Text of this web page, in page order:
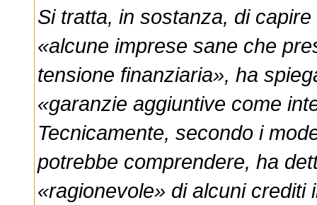
Si tratta, in sostanza, di
«alcune imprese sane che
tensione finanziaria», ha
«garanzie aggiuntive come
Tecnicamente, secondo i
potrebbe comprendere, ha
«ragionevole» di alcuni